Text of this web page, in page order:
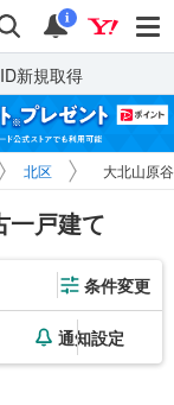
検索 通知
i
ID新規取得
北区 大北山原
一戸建て
条件変更
通知設定